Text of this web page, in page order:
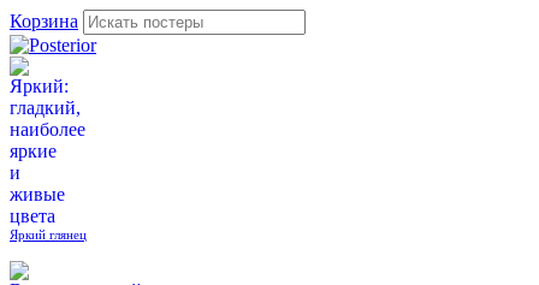
Корзина
Яркий глянец